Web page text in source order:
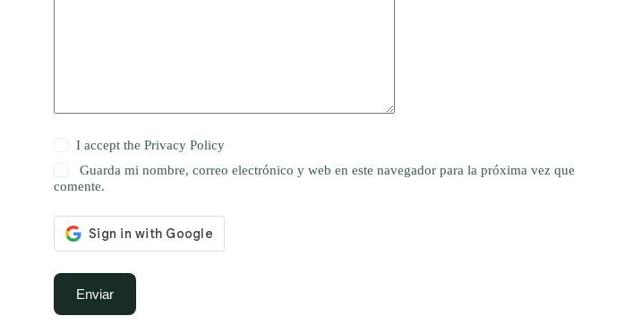
I accept the Privacy Policy
Guarda mi nombre, correo electrónico y web en este navegador para la próxima vez que
comente.
Enviar